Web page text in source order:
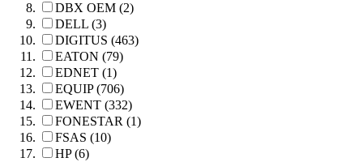
DBX OEM (2)
DELL (3)
DIGITUS (463)
EATON (79)
EDNET (1)
EQUIP (706)
EWENT (332)
FONESTAR (1)
FSAS (10)
HP (6)